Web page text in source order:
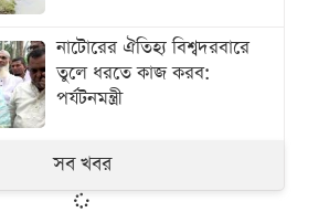
নাটোরের ঐতিহ্য বিশ্বদরবারে
তুলে ধরতে কাজ করব:
পর্যটনমন্ত্রী
সব খবর